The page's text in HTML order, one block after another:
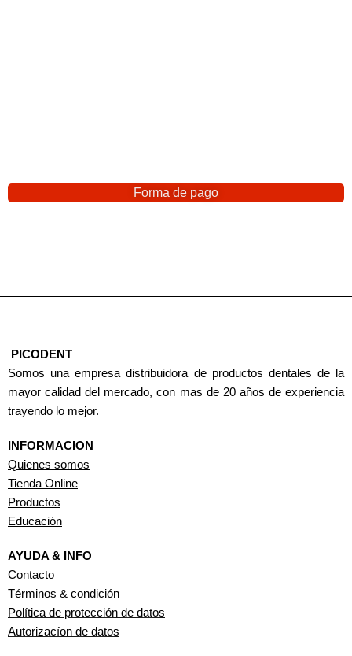
Forma de pago
PICODENT
Somos una empresa distribuidora de productos dentales de la
mayor calidad del mercado, con mas de 20 años de experiencia
trayendo lo mejor.
INFORMACION
Quienes somos
Tienda Online
Productos
Educación
AYUDA & INFO
Contacto
Términos & condición
Política de protección de datos
Autorizacíon de datos